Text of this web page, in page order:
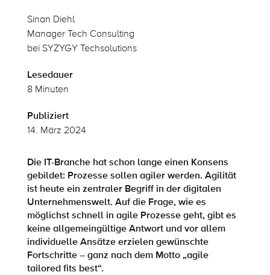
Sinan Diehl
Manager Tech Consulting
bei SYZYGY Techsolutions
Lesedauer
8 Minuten
Publiziert
14. März 2024
Die IT-Branche hat schon lange einen Konsens
gebildet: Prozesse sollen agiler werden. Agilität
ist heute ein zentraler Begriff in der digitalen
Unternehmenswelt. Auf die Frage, wie es
möglichst schnell in agile Prozesse geht, gibt es
keine allgemeingültige Antwort und vor allem
individuelle Ansätze erzielen gewünschte
Fortschritte – ganz nach dem Motto „agile
tailored fits best“.